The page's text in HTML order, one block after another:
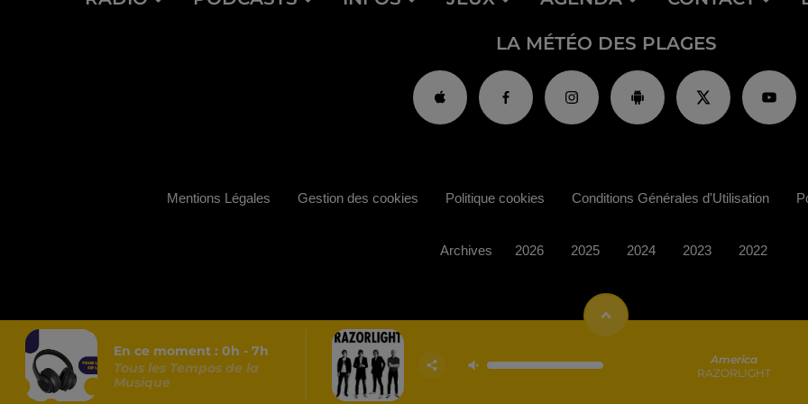
LA MÉTÉO DES PLAGES
En ce moment : 0h - 7h
Tous les Tempos de la
Musique
America
RAZORLIGHT
Mentions Légales Gestion des cookies Politique cookies Conditions Générales d'Utilisation
Archives 2026 2025 2024 2023 2022